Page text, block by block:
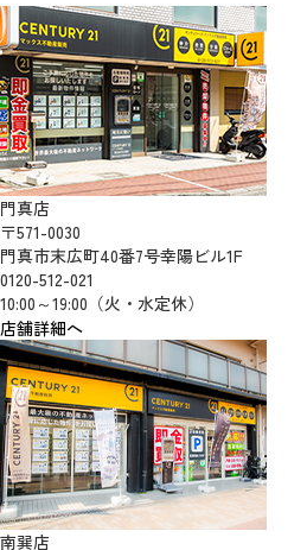
門真店
〒571-0030
門真市末広町40番7号幸陽ビル1F
0120-512-021
10:00～19:00（火・水定休）
店舗詳細へ
南巽店